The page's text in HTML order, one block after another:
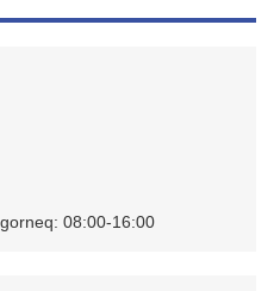
08:00-16:00